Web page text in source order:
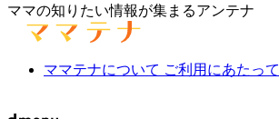
ママの知りたい情報が集まるアンテナ
ママテナについて ご利用にあたって